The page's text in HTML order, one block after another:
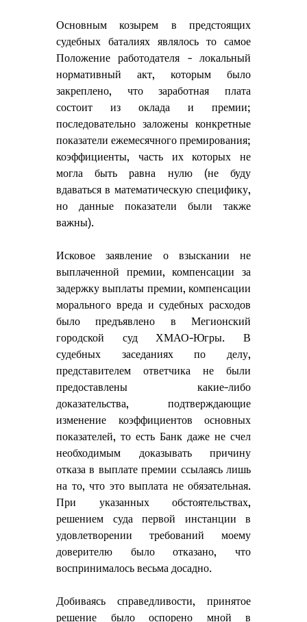
Основным козырем в предстоящих
судебных баталиях являлось то самое
Положение работодателя - локальный
нормативный акт, которым было
закреплено, что заработная плата
состоит из оклада и премии;
последовательно заложены конкретные
показатели ежемесячного премирования;
коэффициенты, часть их которых не
могла быть равна нулю (не буду
вдаваться в математическую специфику,
но данные показатели были также
важны).
Исковое заявление о взыскании не
выплаченной премии, компенсации за
задержку выплаты премии, компенсации
морального вреда и судебных расходов
было предъявлено в Мегионский
городской суд ХМАО-Югры. В
судебных заседаниях по делу,
представителем ответчика не были
предоставлены какие-либо
доказательства, подтверждающие
изменение коэффициентов основных
показателей, то есть Банк даже не счел
необходимым доказывать причину
отказа в выплате премии ссылаясь лишь
на то, что это выплата не обязательная.
При указанных обстоятельствах,
решением суда первой инстанции в
удовлетворении требований моему
доверителю было отказано, что
воспринималось весьма досадно.
Добиваясь справедливости, принятое
решение было оспорено мной в